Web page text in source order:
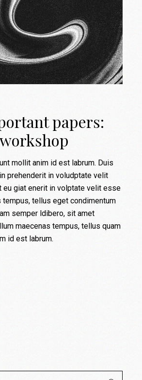
papers:
mollit anim id est labrum. Duis
prehenderit in voludptate velit
eu giat enerit in volptate velit esse
tempus, tellus eget condimentum
semper ldibero, sit amet
maecenas tempus, tellus quam
id est labrum.